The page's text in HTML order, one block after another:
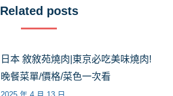
Related posts
日本 敘敘苑燒肉|東京必吃美味燒肉!
晚餐菜單/價格/菜色一次看